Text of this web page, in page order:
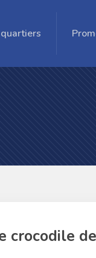
crocodile